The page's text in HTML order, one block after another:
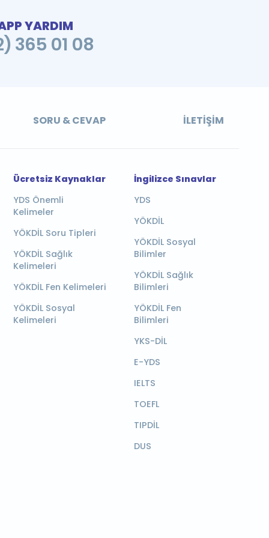
YARDIM
365 01 08
SORU & CEVAP İLETIŞIM
Ücretsiz Kaynaklar
YDS Önemli
Kelimeler
YÖKDİL Soru Tipleri
YÖKDİL Sağlık
Kelimeleri
YÖKDİL Fen Kelimeleri
YÖKDİL Sosyal
Kelimeleri
İngilizce Sınavlar
YDS
YÖKDİL
YÖKDİL Sosyal
Bilimler
YÖKDİL Sağlık
Bilimleri
YÖKDİL Fen
Bilimleri
YKS-DİL
E-YDS
IELTS
TOEFL
TIPDİL
DUS